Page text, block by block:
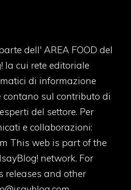
dell' AREA FOOD del
la cui rete editoriale
di informazione
contano sul contributo di
del settore. Per
e collaborazioni:
This web is part of the
network. For
releases and other